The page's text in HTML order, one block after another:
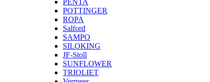
PENTA
POTTINGER
ROPA
Salford
SAMPO
SILOKING
JF-Stoll
SUNFLOWER
TRIOLIET